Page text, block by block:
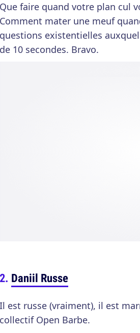
Que faire quand votre plan cul
Comment mater une meuf
questions existentielles
de 10 secondes. Bravo.
Daniil Russe
Il est russe (vraiment), il est
collectif Open Barbe.